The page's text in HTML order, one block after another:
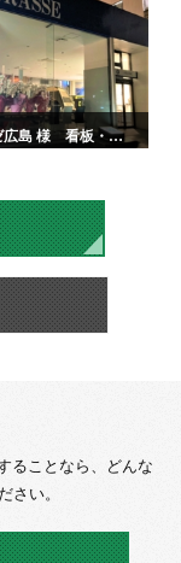
広島 様 看板・屋
ることなら、
どんな
さい。